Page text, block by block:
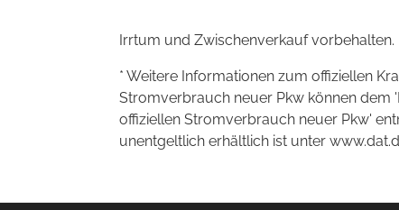
Irrtum und Zwischenverkauf vorbehalten.
* Weitere Informationen zum offiziellen
Stromverbrauch neuer Pkw können dem
offiziellen Stromverbrauch neuer Pkw'
unentgeltlich erhältlich ist unter